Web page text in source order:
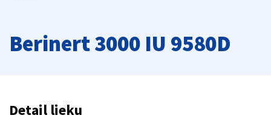
Berinert 3000 IU 9580D
Detail lieku